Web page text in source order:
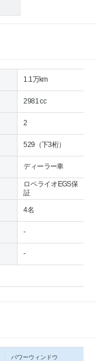
1.1万km
2981 cc
2
529（下3桁）
ディーラー車
ロペライオEGS保
証
4名
-
-
パワーウィンドウ